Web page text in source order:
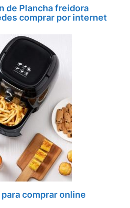
de Plancha freidora
comprar por internet
comprar online